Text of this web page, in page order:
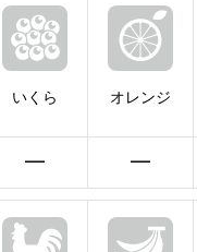
いくら
━
オレンジ
━